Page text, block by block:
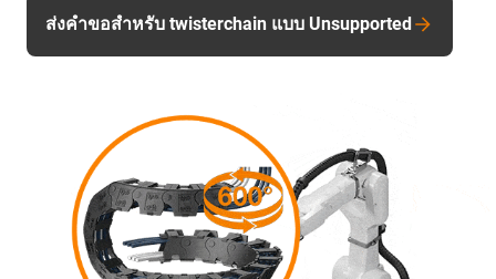
ส่งคำขอสำหรับ twisterchain แบบ Unsupported